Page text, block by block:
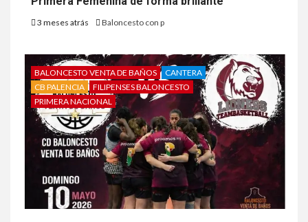
3 meses atrás Baloncesto con p
BALONCESTO VENTA DE BAÑOS
CANTERA
CB PALENCIA
FILIPENSES BALONCESTO
PRIMERA NACIONAL